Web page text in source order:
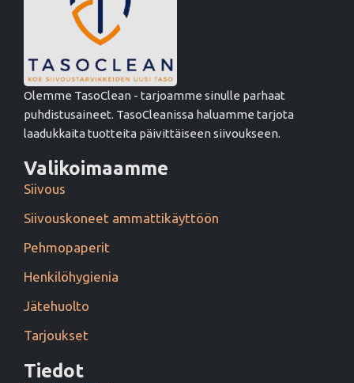
Olemme TasoClean - tarjoamme sinulle parhaat
puhdistusaineet. TasoCleanissa haluamme tarjota
laadukkaita tuotteita päivittäiseen siivoukseen.
Valikoimaamme
Siivous
Siivouskoneet ammattikäyttöön
Pehmopaperit
Henkilöhygienia
Jätehuolto
Tarjoukset
Tiedot